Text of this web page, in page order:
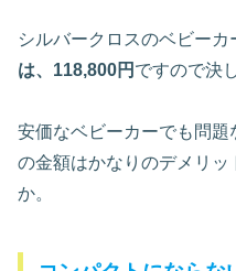
シルバークロスのベビーカ
は、118,800円 ですので決
安価なベビーカーでも問題
の金額はかなりのデメリッ
か。